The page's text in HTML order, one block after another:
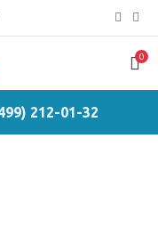
0
212-01-32